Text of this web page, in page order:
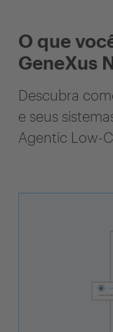
O que
GeneXus
Descubra
e seus
Agentic Low-